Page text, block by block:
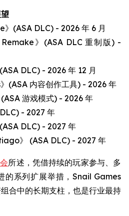
》(ASA DLC) - 2026 年 6 月
Remake》(ASA DLC 重制版) -
DLC) - 2026 年 12 月
(ASA 内容创作工具) - 2026 年
(ASA 游戏模式) - 2026 年
- 2027 年
DLC) - 2027 年
》 (ASA DLC) - 2027 年
所述，凭借持续的玩家参与、多
的系列扩展举措，Snail Games
合中的长期支柱，也是行业最持